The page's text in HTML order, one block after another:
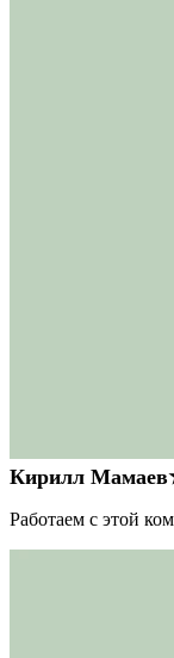
Кирилл Мамаев
Работаем с этой